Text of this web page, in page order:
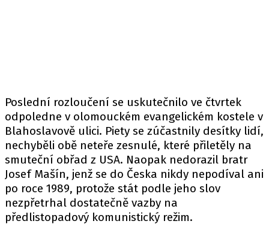
Poslední rozloučení se uskutečnilo ve čtvrtek
odpoledne v olomouckém evangelickém kostele v
Blahoslavově ulici. Piety se zúčastnily desítky lidí,
nechyběli obě neteře zesnulé, které přiletěly na
smuteční obřad z USA. Naopak nedorazil bratr
Josef Mašín, jenž se do Česka nikdy nepodíval ani
po roce 1989, protože stát podle jeho slov
nezpřetrhal dostatečně vazby na
předlistopadový komunistický režim.